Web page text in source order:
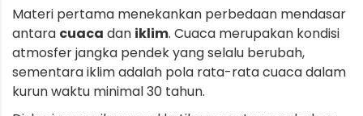
Materi pertama menekankan perbedaan mendasar
antara cuaca dan iklim. Cuaca merupakan kondisi
atmosfer jangka pendek yang selalu berubah,
sementara iklim adalah pola rata-rata cuaca dalam
kurun waktu minimal 30 tahun.